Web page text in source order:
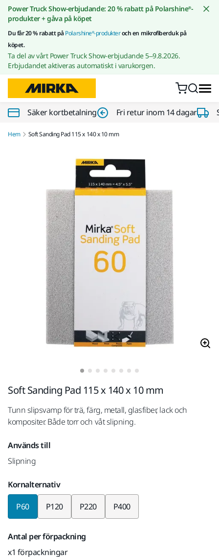
Gå till innehållet
Power Truck Show-erbjudande: 20 % rabatt på Polarshine®-
produkter + gåva på köpet
Du får 20 % rabatt påPolarshine®-produkteroch en mikrofiberduk på
köpet.
Ta del av vårt Power Truck Show-erbjudande 5–9.8.2026.
Erbjudandet aktiveras automatiskt i varukorgen.
Säker kortbetalning Fri retur inom 14 dagar
Hem Soft Sanding Pad 115 x 140 x 10 mm
Soft Sanding Pad 115 x 140 x 10 mm
Tunn slipsvamp för trä, färg, metall, glasfiber, lack och
kompositer. Både torr och våt slipning.
Används till
Slipning
Kornalternativ
P60 P120 P220 P400
Antal per förpackning
x1 förpackningar